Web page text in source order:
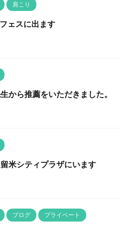
肩こり
ェスに出ます
から推薦をいただきました。
米シティプラザにいます
ブログ プライベート